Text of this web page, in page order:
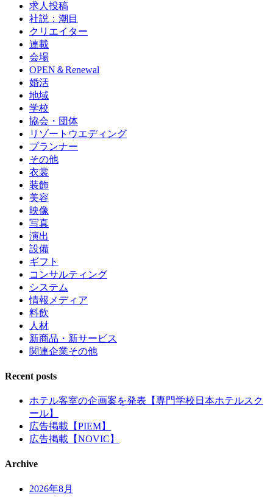
求人投稿
社説：潮目
クリエイター
連載
会場
OPEN＆Renewal
婚活
地域
学校
協会・団体
リゾートウエディング
プランナー
その他
衣裳
装飾
美容
映像
写真
演出
設備
ギフト
コンサルティング
システム
情報メディア
料飲
人材
新商品・新サービス
関連企業その他
Recent posts
ホテル客室の企画案を発表【専門学校日本ホテルスク
ール】
広告掲載【PIEM】
広告掲載【NOVIC】
Archive
2026年8月